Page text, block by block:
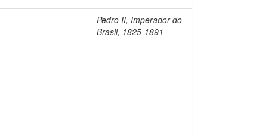
Pedro II, Imperador do
Brasil, 1825-1891